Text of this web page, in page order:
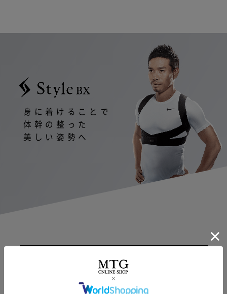
身に着けることで
体幹の整った
美しい姿勢へ